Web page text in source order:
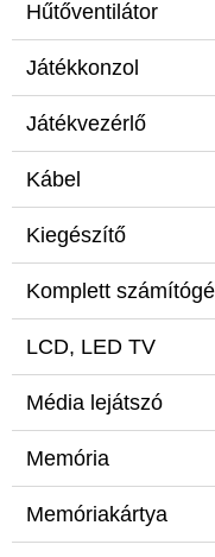
Hűtőventilátor
Játékkonzol
Játékvezérlő
Kábel
Kiegészítő
Komplett
LCD, LED TV
Média lejátszó
Memória
Memóriakártya